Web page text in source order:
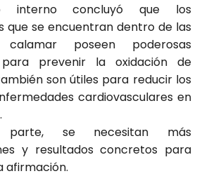
interno concluyó que los
que se encuentran dentro de las
poseen poderosas
para prevenir la oxidación de
son útiles para reducir los
cardiovasculares en
se necesitan más
y resultados concretos para
afirmación.